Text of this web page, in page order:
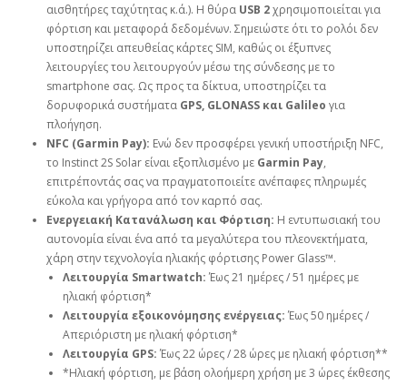
αισθητήρες ταχύτητας κ.ά.). Η θύρα USB 2χρησιμοποιείται για
φόρτιση και μεταφορά δεδομένων. Σημειώστε ότι το ρολόι δεν
υποστηρίζει απευθείας κάρτες SIM, καθώς οι έξυπνες
λειτουργίες του λειτουργούν μέσω της σύνδεσης με το
smartphone σας. Ως προς τα δίκτυα, υποστηρίζει τα
δορυφορικά συστήματα GPS, GLONASS και Galileo για
πλοήγηση.
NFC (Garmin Pay): Ενώ δεν προσφέρει γενική υποστήριξη NFC,
το Instinct 2S Solar είναι εξοπλισμένο με Garmin Pay,
επιτρέποντάς σας να πραγματοποιείτε ανέπαφες πληρωμές
εύκολα και γρήγορα από τον καρπό σας.
Ενεργειακή Κατανάλωση και Φόρτιση: Η εντυπωσιακή του
αυτονομία είναι ένα από τα μεγαλύτερα του πλεονεκτήματα,
χάρη στην τεχνολογία ηλιακής φόρτισης Power Glass™.
Λειτουργία Smartwatch: Έως 21 ημέρες / 51 ημέρες με
ηλιακή φόρτιση*
Λειτουργία εξοικονόμησης ενέργειας: Έως 50 ημέρες /
Απεριόριστη με ηλιακή φόρτιση*
Λειτουργία GPS: Έως 22 ώρες / 28 ώρες με ηλιακή φόρτιση**
*Ηλιακή φόρτιση, με βάση ολοήμερη χρήση με 3 ώρες έκθεσης